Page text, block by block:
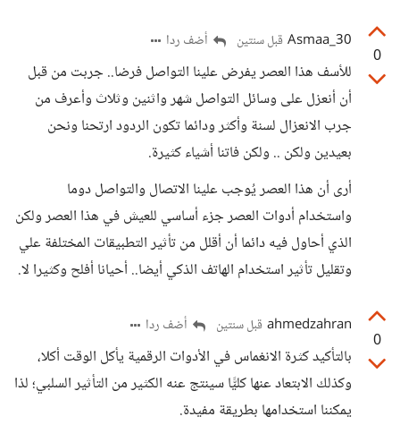
0
Asmaa_30 قبل سنتين أضف ردا
للأسف هذا العصر يفرض علينا التواصل فرضا.. جربت من قبل
أن أنعزل على وسائل التواصل شهر واثنين وثلاث وأعرف من
جرب الانعزال لسنة وأكثر ودائما تكون الردود ارتحنا ونحن
بعيدين ولكن .. ولكن فاتنا أشياء كثيرة.
أرى أن هذا العصر يُوجب علينا الاتصال والتواصل دوما
واستخدام أدوات العصر جزء أساسي للعيش في هذا العصر ولكن
الذي أحاول فيه دائما أن أقلل من تأثير التطبيقات المختلفة علي
وتقليل تأثير استخدام الهاتف الذكي أيضا.. أحيانا أفلح وكثيرا لا.
0
ahmedzahran قبل سنتين أضف ردا
بالتأكيد كثرة الانغماس في الأدوات الرقمية يأكل الوقت أكلا،
وكذلك الابتعاد عنها كليًّا سينتج عنه الكثير من التأثير السلبي؛ لذا
يمكننا استخدامها بطريقة مفيدة.